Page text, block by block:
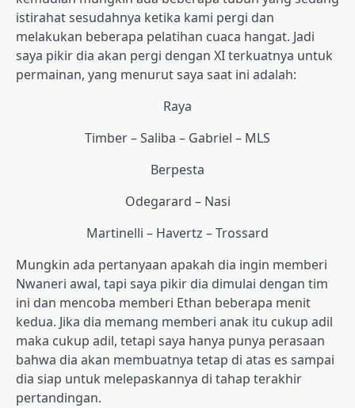
istirahat sesudahnya ketika kami pergi dan
melakukan beberapa pelatihan cuaca hangat. Jadi
saya pikir dia akan pergi dengan XI terkuatnya untuk
permainan, yang menurut saya saat ini adalah:
Raya
Timber – Saliba – Gabriel – MLS
Berpesta
Odegarard – Nasi
Martinelli – Havertz – Trossard
Mungkin ada pertanyaan apakah dia ingin memberi
Nwaneri awal, tapi saya pikir dia dimulai dengan tim
ini dan mencoba memberi Ethan beberapa menit
kedua. Jika dia memang memberi anak itu cukup adil
maka cukup adil, tetapi saya hanya punya perasaan
bahwa dia akan membuatnya tetap di atas es sampai
dia siap untuk melepaskannya di tahap terakhir
pertandingan.